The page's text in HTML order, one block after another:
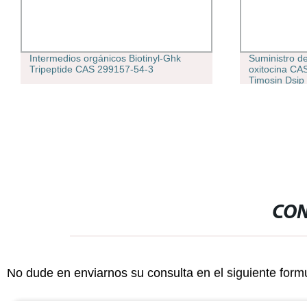
Intermedios orgánicos Biotinyl-Ghk
Tripeptide CAS 299157-54-3
Suministro
oxitocina
Timosin
No dude en enviarnos su consulta en el siguiente